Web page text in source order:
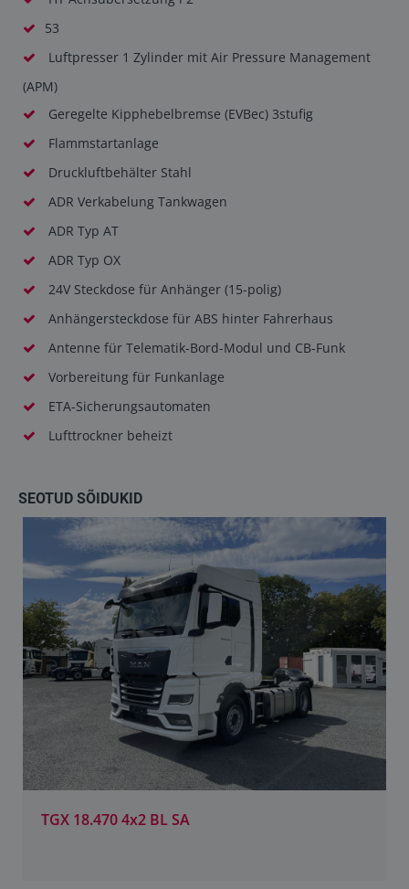
53
Luftpresser 1 Zylinder mit Air Pressure Management
(APM)
Geregelte Kipphebelbremse (EVBec) 3stufig
Flammstartanlage
Druckluftbehälter Stahl
ADR Verkabelung Tankwagen
ADR Typ AT
ADR Typ OX
24V Steckdose für Anhänger (15-polig)
Anhängersteckdose für ABS hinter Fahrerhaus
Antenne für Telematik-Bord-Modul und CB-Funk
Vorbereitung für Funkanlage
ETA-Sicherungsautomaten
Lufttrockner beheizt
SEOTUD SÕIDUKID
TGX 18.470 4x2 BL SA